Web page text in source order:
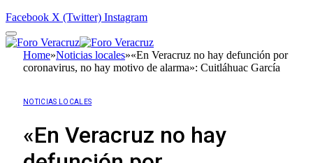
Facebook X (Twitter) Instagram
Home»Noticias locales»«En Veracruz no hay defunción por
coronavirus, no hay motivo de alarma»: Cuitláhuac García
NOTICIAS LOCALES
«En Veracruz no hay